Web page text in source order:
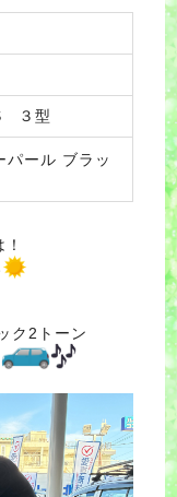
３型
パール ブラッ
ク2トーン